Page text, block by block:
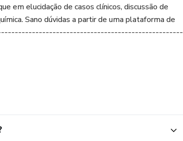
em elucidação de casos clínicos, discussão de
Sano dúvidas a partir de uma plataforma de